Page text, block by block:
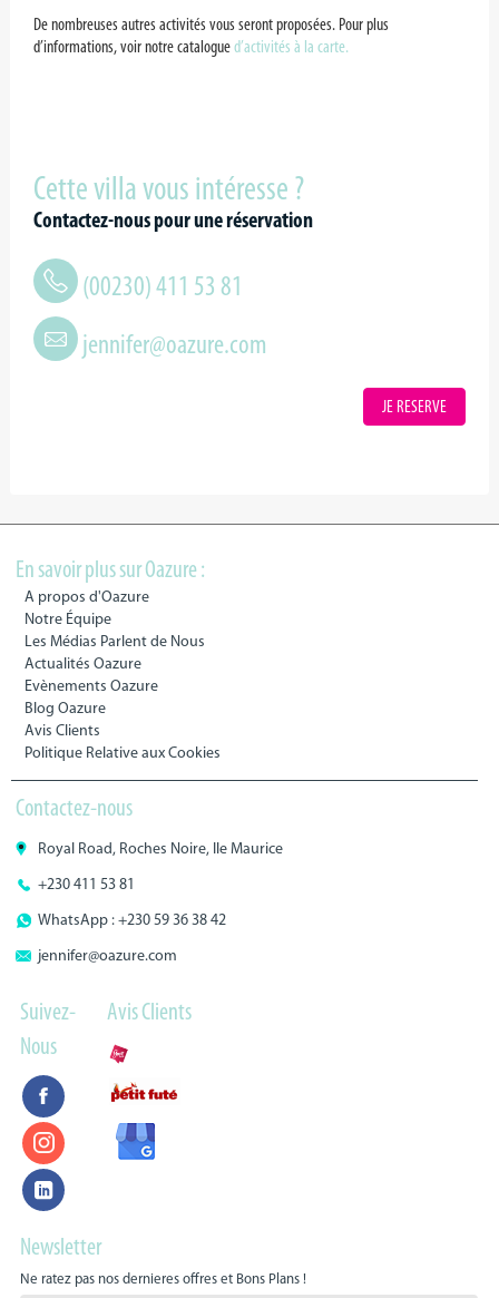
De nombreuses autres activités vous seront proposées. Pour plus
d’informations, voir notre catalogued’activités à la carte.
Cette villa vous intéresse ?
Contactez-nous pour une réservation
(00230) 411 53 81
jennifer@oazure.com
JE RESERVE
En savoir plus sur Oazure :
A propos d'Oazure
Notre Équipe
Les Médias Parlent de Nous
Actualités Oazure
Evènements Oazure
Blog Oazure
Avis Clients
Politique Relative aux Cookies
Contactez-nous
Royal Road, Roches Noire, Ile Maurice
+230 411 53 81
WhatsApp : +230 59 36 38 42
jennifer@oazure.com
Suivez-
Nous
Avis Clients
Newsletter
Ne ratez pas nos dernieres offres et Bons Plans !